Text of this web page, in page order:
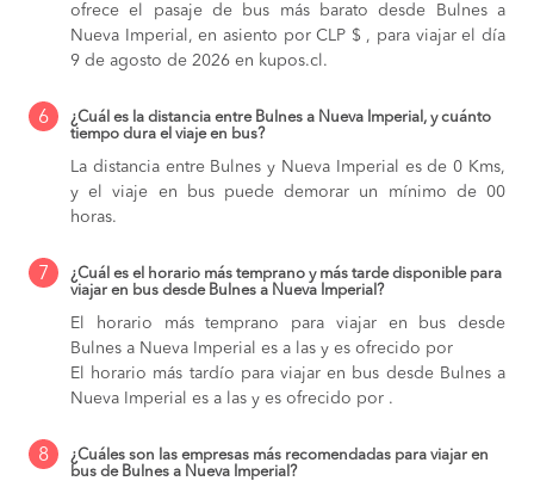
ofrece el pasaje de bus más barato desde Bulnes a
Nueva Imperial, en asiento por CLP $ , para viajar el día
9 de agosto de 2026 en kupos.cl.
6
¿Cuál es la distancia entre Bulnes a Nueva Imperial, y cuánto
tiempo dura el viaje en bus?
La distancia entre Bulnes y Nueva Imperial es de 0 Kms,
y el viaje en bus puede demorar un mínimo de 00
horas.
7
¿Cuál es el horario más temprano y más tarde disponible para
viajar en bus desde Bulnes a Nueva Imperial?
El horario más temprano para viajar en bus desde
Bulnes a Nueva Imperial es a las y es ofrecido por
El horario más tardío para viajar en bus desde Bulnes a
Nueva Imperial es a las y es ofrecido por .
8
¿Cuáles son las empresas más recomendadas para viajar en
bus de Bulnes a Nueva Imperial?